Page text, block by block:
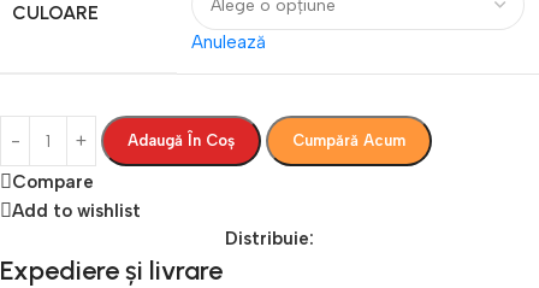
CULOARE
Anulează
Adaugă În Coș Cumpără Acum
Compare
Add to wishlist
Distribuie:
Expediere și livrare